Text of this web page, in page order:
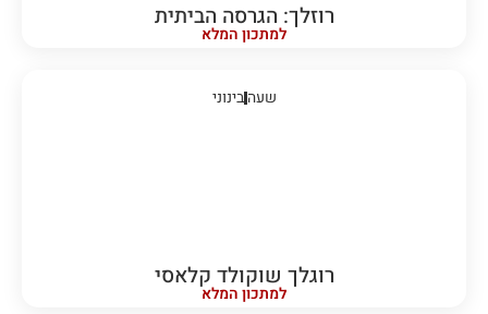
רוזלך: הגרסה הביתית
למתכון המלא
שעהבינוני
רוגלך שוקולד קלאסי
למתכון המלא